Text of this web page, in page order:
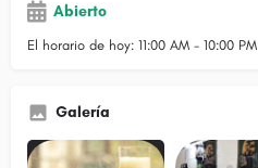
Abierto
El horario de hoy: 11:00 AM - 10:00 PM
Galería